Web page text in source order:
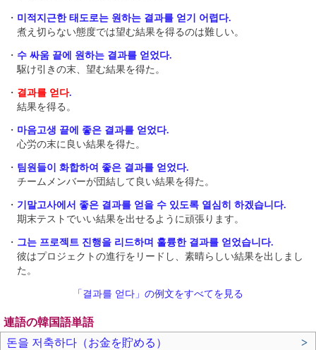
・ 미적지근한 태도로는 원하는 결과를 얻기 어렵다.
煮え切らない態度では望む結果を得るのは難しい。
・ 수 싸움 끝에 원하는 결과를 얻었다.
駆け引きの末、望む結果を得た。
・ 결과를 얻다.
結果を得る。
・ 마음고생 끝에 좋은 결과를 얻었다.
心労の末に良い結果を得た。
・ 팀원들이 화합하여 좋은 결과를 얻었다.
チームメンバーが団結して良い結果を得た。
・ 기말고사에서 좋은 결과를 얻을 수 있도록 열심히 하겠습니다.
期末テストでいい結果を出せるように頑張ります。
・ 그는 프로젝트 진행을 리드하며 훌륭한 결과를 얻었습니다.
彼はプロジェクトの進行をリードし、素晴らしい結果を出しまし
た。
「결과를 얻다」の例文をすべてを見る
連語の韓国語単語
돈을 저축하다（お金を貯める）
>